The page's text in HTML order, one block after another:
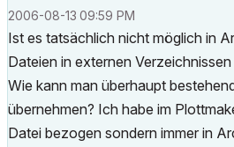
‎2006-08-13 09:59 PM
Ist es tatsächlich nicht möglich in
Dateien in externen
Wie kann man überhaupt
übernehmen? Ich habe im
Datei bezogen sondern immer in